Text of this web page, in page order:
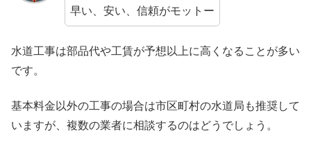
早い、安い、信頼がモットー
水道工事は部品代や工賃が予想以上に高くなることが多い
です。
基本料金以外の工事の場合は市区町村の水道局も推奨して
いますが、複数の業者に相談するのはどうでしょう。